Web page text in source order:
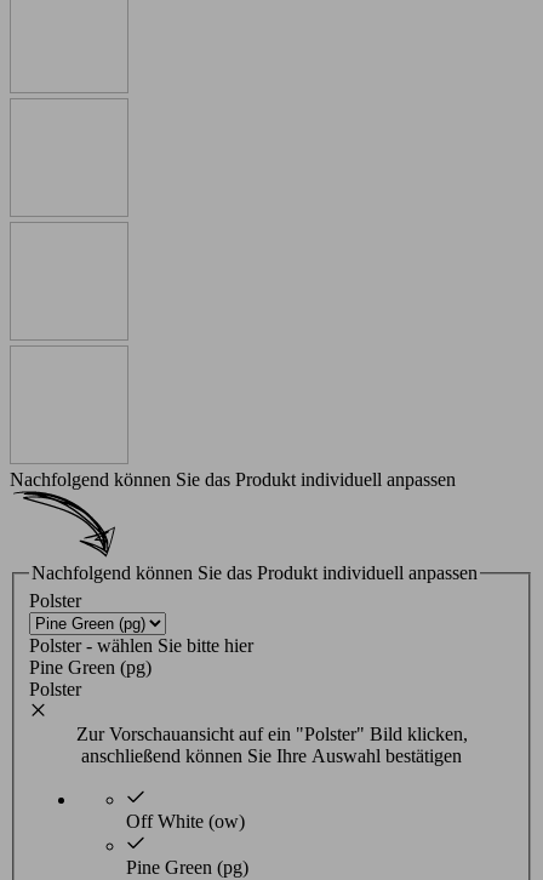
Nachfolgend können Sie das Produkt individuell anpassen
Nachfolgend können Sie das Produkt individuell anpassen
Polster
Polster - wählen Sie bitte hier
Pine Green (pg)
Polster
Zur Vorschauansicht auf ein "Polster" Bild klicken,
anschließend können Sie Ihre Auswahl bestätigen
Off White (ow)
Pine Green (pg)